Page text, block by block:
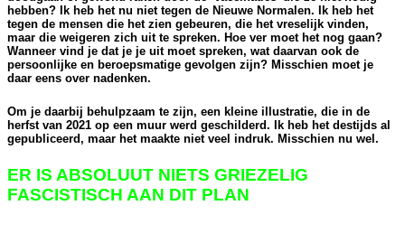
hebben? Ik heb het nu niet tegen de Nieuwe Normalen. Ik heb het
tegen de mensen die het zien gebeuren, die het vreselijk vinden,
maar die weigeren zich uit te spreken. Hoe ver moet het nog gaan?
Wanneer vind je dat je je uit moet spreken, wat daarvan ook de
persoonlijke en beroepsmatige gevolgen zijn? Misschien moet je
daar eens over nadenken.
Om je daarbij behulpzaam te zijn, een kleine illustratie, die in de
herfst van 2021 op een muur werd geschilderd. Ik heb het destijds al
gepubliceerd, maar het maakte niet veel indruk. Misschien nu wel.
ER IS ABSOLUUT NIETS GRIEZELIG
FASCISTISCH AAN DIT PLAN